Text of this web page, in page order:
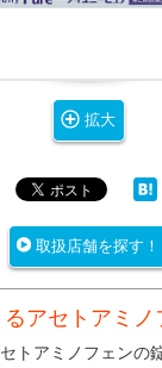
拡大
取扱店舗を探す！
アセトアミノ
トアミノフェンの